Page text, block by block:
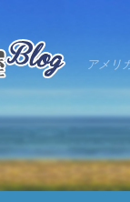
アメリ